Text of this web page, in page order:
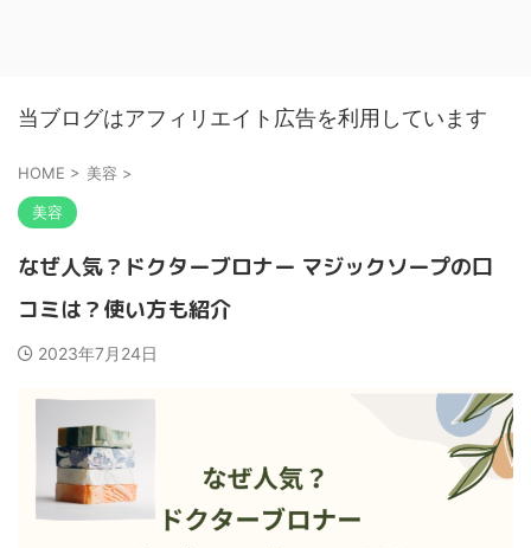
当ブログはアフィリエイト広告を利用しています
HOME > 美容 >
美容
なぜ人気？ドクターブロナー マジックソープの口
コミは？使い方も紹介
2023年7月24日